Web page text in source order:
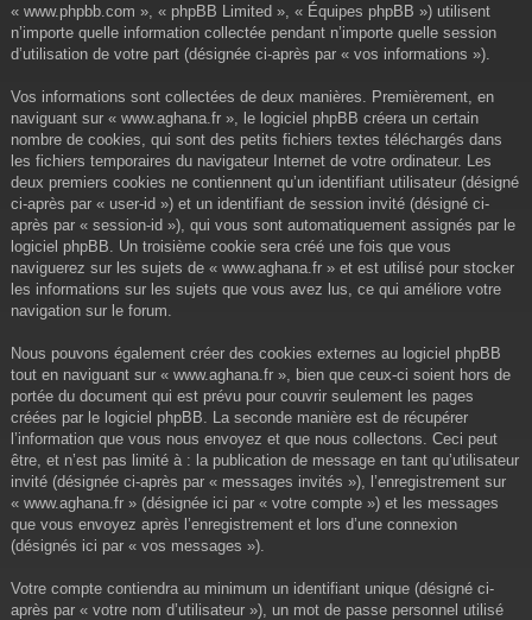
« www.phpbb.com », « phpBB Limited », « Équipes phpBB ») utilisent
n’importe quelle information collectée pendant n’importe quelle session
d’utilisation de votre part (désignée ci-après par « vos informations »).
Vos informations sont collectées de deux manières. Premièrement, en
naviguant sur « www.aghana.fr », le logiciel phpBB créera un certain
nombre de cookies, qui sont des petits fichiers textes téléchargés dans
les fichiers temporaires du navigateur Internet de votre ordinateur. Les
deux premiers cookies ne contiennent qu’un identifiant utilisateur (désigné
ci-après par « user-id ») et un identifiant de session invité (désigné ci-
après par « session-id »), qui vous sont automatiquement assignés par le
logiciel phpBB. Un troisième cookie sera créé une fois que vous
naviguerez sur les sujets de « www.aghana.fr » et est utilisé pour stocker
les informations sur les sujets que vous avez lus, ce qui améliore votre
navigation sur le forum.
Nous pouvons également créer des cookies externes au logiciel phpBB
tout en naviguant sur « www.aghana.fr », bien que ceux-ci soient hors de
portée du document qui est prévu pour couvrir seulement les pages
créées par le logiciel phpBB. La seconde manière est de récupérer
l’information que vous nous envoyez et que nous collectons. Ceci peut
être, et n’est pas limité à : la publication de message en tant qu’utilisateur
invité (désignée ci-après par « messages invités »), l’enregistrement sur
« www.aghana.fr » (désignée ici par « votre compte ») et les messages
que vous envoyez après l’enregistrement et lors d’une connexion
(désignés ici par « vos messages »).
Votre compte contiendra au minimum un identifiant unique (désigné ci-
après par « votre nom d’utilisateur »), un mot de passe personnel utilisé